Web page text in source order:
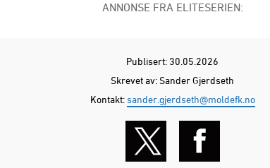
ANNONSE FRA ELITESERIEN:
Publisert: 30.05.2026
Skrevet av: Sander Gjerdseth
Kontakt: sander.gjerdseth@moldefk.no